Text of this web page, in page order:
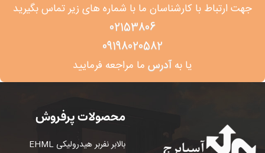
جهت ارتباط با کارشناسان ما با شماره های زیر تماس بگیرید
02153806
09198020582
یا به آدرس ما مراجعه فرمایید
محصولات پرفروش
بالابر نفربر هیدرولیکی EHML